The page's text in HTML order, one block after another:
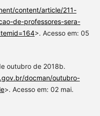
content/article/211-
de-professores-sera-
>. Acesso em: 05
outubro de 2018b.
docman/outubro-
>. Acesso em: 02 mai.